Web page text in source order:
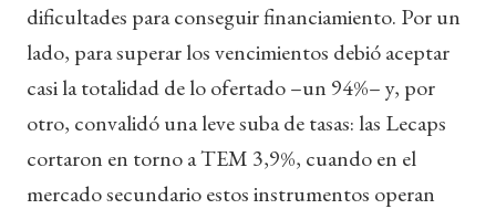
dificultades para conseguir financiamiento. Por un
lado, para superar los vencimientos debió aceptar
casi la totalidad de lo ofertado –un 94%– y, por
otro, convalidó una leve suba de tasas: las Lecaps
cortaron en torno a TEM 3,9%, cuando en el
mercado secundario estos instrumentos operan